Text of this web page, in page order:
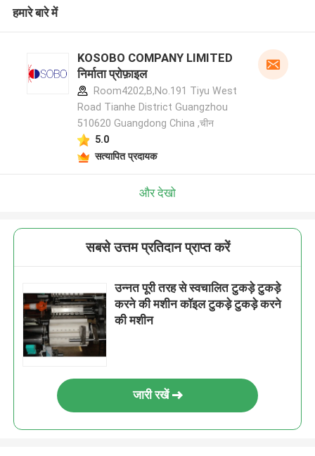
हमारे बारे में
KOSOBO COMPANY LIMITED
निर्माता प्रोफ़ाइल
Room4202,B,No.191 Tiyu West
Road Tianhe District Guangzhou
510620 Guangdong China ,चीन
5.0
सत्यापित प्रदायक
और देखो
सबसे उत्तम प्रतिदान प्राप्त करें
उन्नत पूरी तरह से स्वचालित टुकड़े टुकड़े
करने की मशीन कॉइल टुकड़े टुकड़े करने
की मशीन
जारी रखें